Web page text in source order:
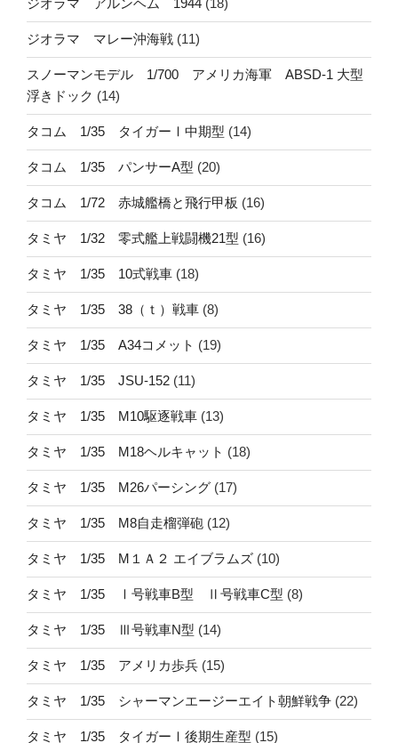
ジオラマ アルンヘム 1944 (18)
ジオラマ マレー沖海戦 (11)
スノーマンモデル 1/700 アメリカ海軍 ABSD-1 大型
浮きドック (14)
タコム 1/35 タイガーⅠ中期型 (14)
タコム 1/35 パンサーA型 (20)
タコム 1/72 赤城艦橋と飛行甲板 (16)
タミヤ 1/32 零式艦上戦闘機21型 (16)
タミヤ 1/35 10式戦車 (18)
タミヤ 1/35 38（ｔ）戦車 (8)
タミヤ 1/35 A34コメット (19)
タミヤ 1/35 JSU-152 (11)
タミヤ 1/35 M10駆逐戦車 (13)
タミヤ 1/35 M18ヘルキャット (18)
タミヤ 1/35 M26パーシング (17)
タミヤ 1/35 M8自走榴弾砲 (12)
タミヤ 1/35 M１Ａ２ エイブラムズ (10)
タミヤ 1/35 Ⅰ号戦車B型 Ⅱ号戦車C型 (8)
タミヤ 1/35 Ⅲ号戦車N型 (14)
タミヤ 1/35 アメリカ歩兵 (15)
タミヤ 1/35 シャーマンエージーエイト朝鮮戦争 (22)
タミヤ 1/35 タイガーⅠ後期生産型 (15)